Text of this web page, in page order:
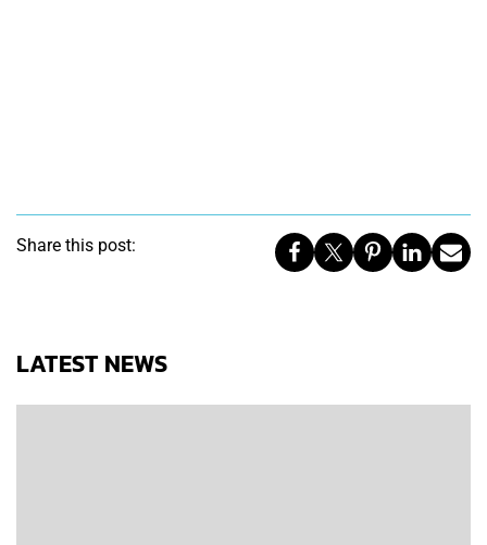
Share this post:
LATEST NEWS